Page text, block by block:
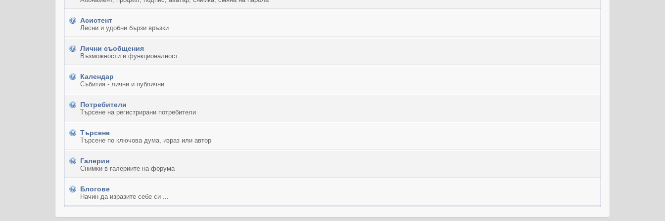
Асистент
Лесни и удобни бързи връзки
Лични съобщения
Възможности и функционалност
Календар
Събития - лични и публични
Потребители
Търсене на регистрирани потребители
Търсене
Търсене по ключова дума, израз или автор
Галерии
Снимки в галериите на форума
Блогове
Начин да изразите себе си ...